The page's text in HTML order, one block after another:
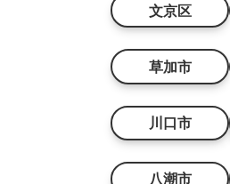
文京区
草加市
川口市
八潮市